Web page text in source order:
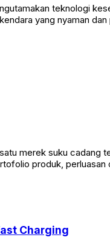
teknologi
yang nyaman
merek suku cadang
produk,
Charging